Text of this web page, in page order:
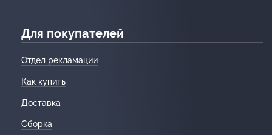
Для покупателей
Отдел рекламации
Как купить
Доставка
Сборка